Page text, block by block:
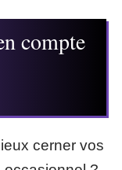
compte
cerner vos